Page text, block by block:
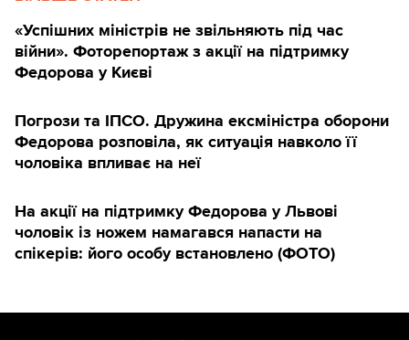
«Успішних міністрів не звільняють під час
війни». Фоторепортаж з акції на підтримку
Федорова у Києві
Погрози та ІПСО. Дружина ексміністра оборони
Федорова розповіла, як ситуація навколо її
чоловіка впливає на неї
На акції на підтримку Федорова у Львові
чоловік із ножем намагався напасти на
спікерів: його особу встановлено (ФОТО)